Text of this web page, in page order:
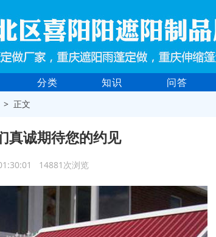
分类 知识 问答
> 正文
真诚期待您的约见
14881次浏览